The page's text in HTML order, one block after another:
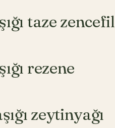
taze zencefil
rezene
zeytinyağı